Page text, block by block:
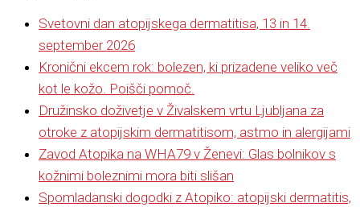
Svetovni dan atopijskega dermatitisa, 13 in 14.
september 2026
Kronični ekcem rok: bolezen, ki prizadene veliko več
kot le kožo. Poišči pomoč.
Družinsko doživetje v Živalskem vrtu Ljubljana za
otroke z atopijskim dermatitisom, astmo in alergijami
Zavod Atopika na WHA79 v Ženevi: Glas bolnikov s
kožnimi boleznimi mora biti slišan
Spomladanski dogodki z Atopiko: atopijski dermatitis,